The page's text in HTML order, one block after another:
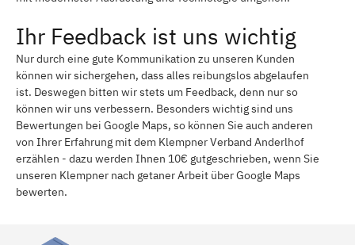
Ihr Feedback ist uns wichtig
Nur durch eine gute Kommunikation zu unseren Kunden
können wir sichergehen, dass alles reibungslos abgelaufen
ist. Deswegen bitten wir stets um Feedback, denn nur so
können wir uns verbessern. Besonders wichtig sind uns
Bewertungen bei Google Maps, so können Sie auch anderen
von Ihrer Erfahrung mit dem Klempner Verband Anderlhof
erzählen - dazu werden Ihnen 10€ gutgeschrieben, wenn Sie
unseren Klempner nach getaner Arbeit über Google Maps
bewerten.